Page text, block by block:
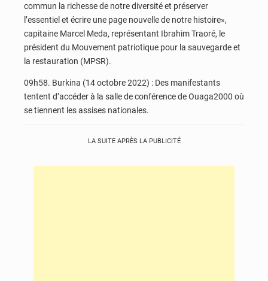
commun la richesse de notre diversité et préserver
l’essentiel et écrire une page nouvelle de notre histoire»,
capitaine Marcel Meda, représentant Ibrahim Traoré, le
président du Mouvement patriotique pour la sauvegarde et
la restauration (MPSR).
09h58. Burkina (14 octobre 2022) : Des manifestants
tentent d’accéder à la salle de conférence de Ouaga2000 où
se tiennent les assises nationales.
LA SUITE APRÈS LA PUBLICITÉ